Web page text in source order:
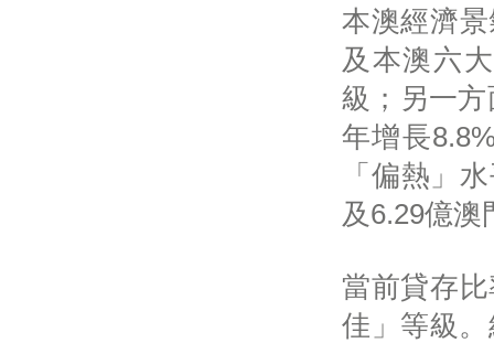
本澳經濟
及本澳六
級；另一
年增長
「偏熱」
及6.29億澳
當前貸存
佳」等級